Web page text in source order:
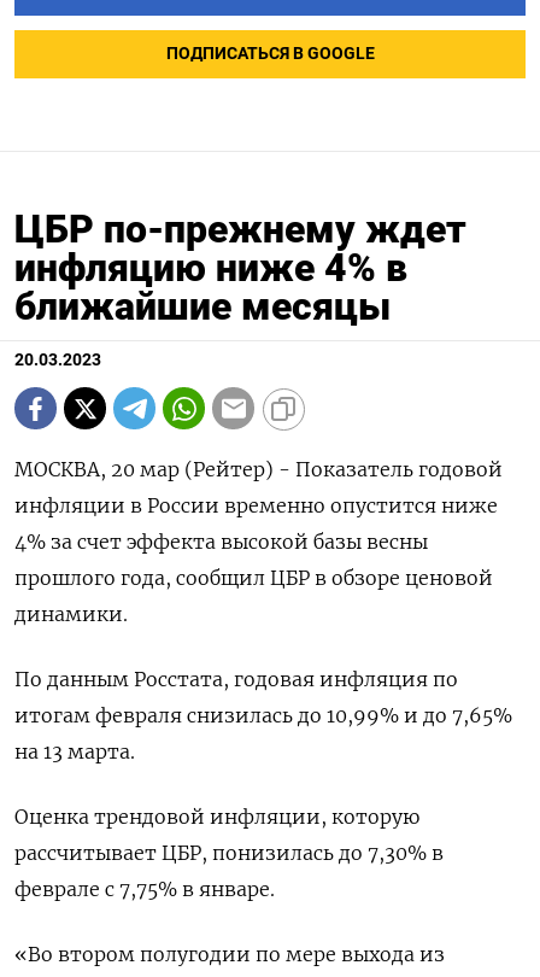
ПОДПИСАТЬСЯ В GOOGLE
ЦБР по-прежнему ждет
инфляцию ниже 4% в
ближайшие месяцы
20.03.2023
МОСКВА, 20 мар (Рейтер) - Показатель годовой
инфляции в России временно опустится ниже
4% за счет эффекта высокой базы весны
прошлого года, сообщил ЦБР в обзоре ценовой
динамики.
По данным Росстата, годовая инфляция по
итогам февраля снизилась до 10,99% и до 7,65%
на 13 марта.
Оценка трендовой инфляции, которую
рассчитывает ЦБР, понизилась до 7,30% в
феврале с 7,75% в январе.
«Во втором полугодии по мере выхода из